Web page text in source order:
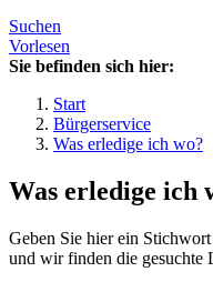
Suchen
Vorlesen
Sie befinden sich hier:
Start
Bürgerservice
Was erledige ich wo?
Was erledige ich
Geben Sie hier ein
und wir finden die gesuchte